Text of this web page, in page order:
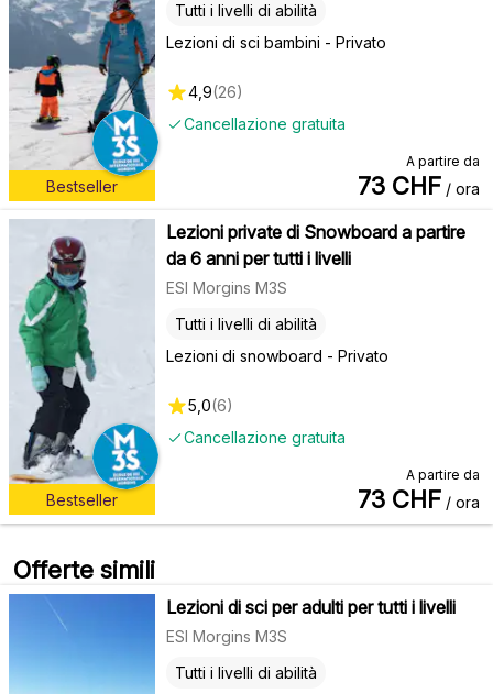
Bestseller
Lezioni di sci bambini - Privato
Tutti i livelli di abilità
Cancellazione gratuita
4,9(26)
A partire da
73 CHF / ora
Bestseller
Lezioni private di Snowboard a partire
da 6 anni per tutti i livelli
ESI Morgins M3S
Lezioni di snowboard - Privato
Tutti i livelli di abilità
Cancellazione gratuita
5,0(6)
A partire da
73 CHF / ora
Offerte simili
Lezioni di sci per adulti per tutti i livelli
ESI Morgins M3S
Tutti i livelli di abilità